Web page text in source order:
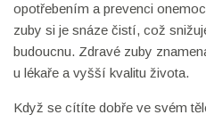
opotřebením a prevenci
zuby si je snáze čistí, což
budoucnu. Zdravé zuby
u lékaře a vyšší kvalitu života.
Když se cítíte dobře ve svém